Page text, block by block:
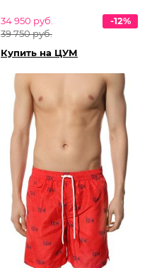
34 950 руб.
39 750 руб.
-12%
Купить на ЦУМ